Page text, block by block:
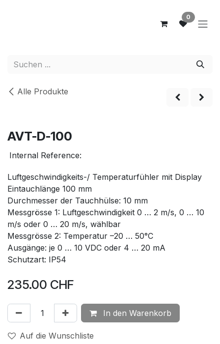
0
Alle Produkte
AVT-D-100
Internal Reference:
Luftgeschwindigkeits-/ Temperaturfühler mit Display
Eintauchlänge 100 mm
Durchmesser der Tauchhülse: 10 mm
Messgrösse 1: Luftgeschwindigkeit 0 … 2 m/s, 0 … 10
m/s oder 0 … 20 m/s, wählbar
Messgrösse 2: Temperatur –20 … 50°C
Ausgänge: je 0 … 10 VDC oder 4 … 20 mA
Schutzart: IP54
235.00 CHF
In den Warenkorb
Auf die Wunschliste